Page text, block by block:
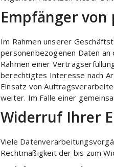
Empfänger von
Im Rahmen unserer
personenbezogenen Daten
Rahmen einer
berechtigtes Interesse nach
Einsatz von
weiter. Im Falle einer
Widerruf Ihrer
Viele
Rechtmäßigkeit der bis zum